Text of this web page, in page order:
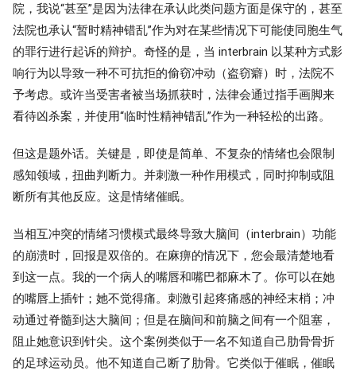
院，我说“甚至”是因为法律在承认此类问题方面是保守的，甚至
法院也承认“暂时精神错乱”作为对在某些情况下可能使同胞生气
的罪行进行起诉的辩护。奇怪的是，当 interbrain 以某种方式影
响行为以导致一种不可抗拒的偷窃冲动（盗窃癖）时，法院不
予考虑。或许当受害者被当场抓获时，法律会通过指手画脚来
看待凶杀案，并使用“临时性精神错乱”作为一种轻松的出路。
但这是题外话。关键是，即使是简单、不复杂的情绪也会限制
感知领域，扭曲判断力。并刺激一种作用模式，同时抑制或阻
断所有其他反应。这是情绪催眠。
当相互冲突的情绪习惯模式最终导致大脑间（interbrain）功能
的崩溃时，回报是双倍的。在麻痹的情况下，您会最清楚地看
到这一点。我的一个病人的嘴唇和嘴巴都麻木了。你可以在她
的嘴唇上插针；她不觉得痛。刺激引起疼痛感的神经末梢；冲
动通过脊髓到达大脑间；但是在脑间和前脑之间有一个阻塞，
阻止她意识到针尖。这个案例类似于一名不知道自己肋骨骨折
的足球运动员。他不知道自己断了肋骨。它类似于催眠，催眠